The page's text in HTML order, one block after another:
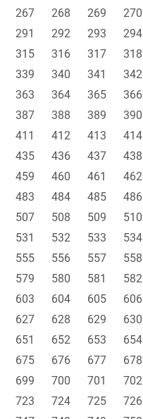
267 268 269 270
291 292 293 294
315 316 317 318
339 340 341 342
363 364 365 366
387 388 389 390
411 412 413 414
435 436 437 438
459 460 461 462
483 484 485 486
507 508 509 510
531 532 533 534
555 556 557 558
579 580 581 582
603 604 605 606
627 628 629 630
651 652 653 654
675 676 677 678
699 700 701 702
723 724 725 726